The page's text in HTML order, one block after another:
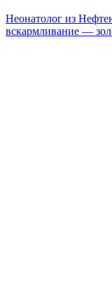
Неонатолог из
вскармливание —